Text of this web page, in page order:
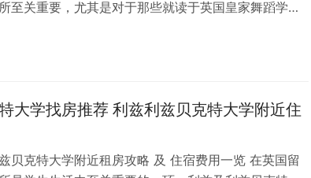
至关重要，尤其是对于那些就读于英国皇家舞蹈学院
大学找房推荐 利兹利兹贝克特大学附近住
贝克特大学附近租房攻略 及 住宿费用一览 在英国留